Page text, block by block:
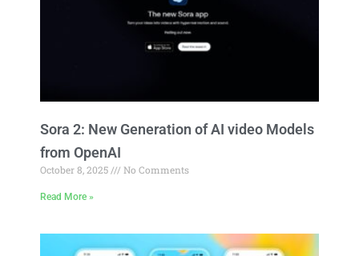
Sora 2: New Generation of AI video Models
from OpenAI
October 8, 2025 No Comments
Read More »